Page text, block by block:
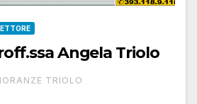
Angela Triolo
TRIOLO